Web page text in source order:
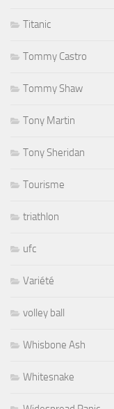
Titanic
Tommy Castro
Tommy Shaw
Tony Martin
Tony Sheridan
Tourisme
triathlon
ufc
Variété
volley ball
Whisbone Ash
Whitesnake